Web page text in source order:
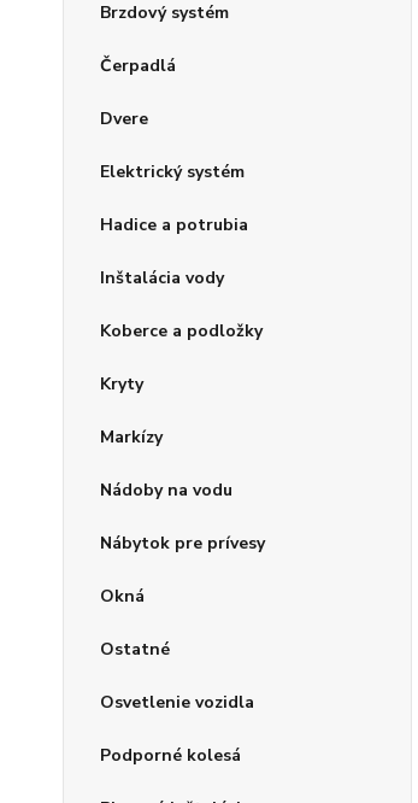
Brzdový systém
Čerpadlá
Dvere
Elektrický systém
Hadice a potrubia
Inštalácia vody
Koberce a podložky
Kryty
Markízy
Nádoby na vodu
Nábytok pre prívesy
Okná
Ostatné
Osvetlenie vozidla
Podporné kolesá